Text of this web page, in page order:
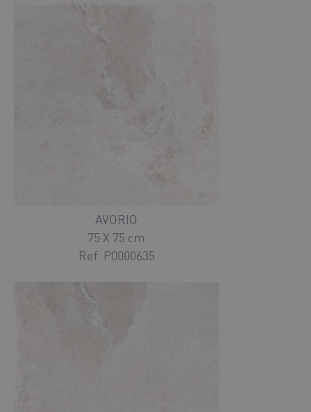
AVORIO
75 X 75 cm
Ref. P0000635